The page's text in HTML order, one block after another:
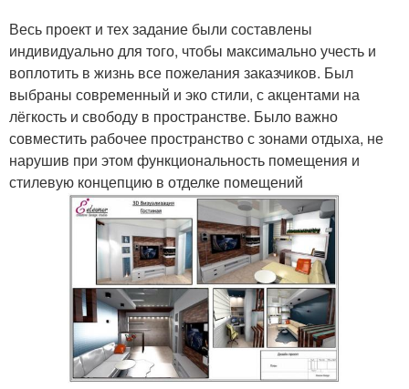
Весь проект и тех задание были составлены
индивидуально для того, чтобы максимально учесть и
воплотить в жизнь все пожелания заказчиков. Был
выбраны современный и эко стили, с акцентами на
лёгкость и свободу в пространстве. Было важно
совместить рабочее пространство с зонами отдыха, не
нарушив при этом функциональность помещения и
стилевую концепцию в отделке помещений